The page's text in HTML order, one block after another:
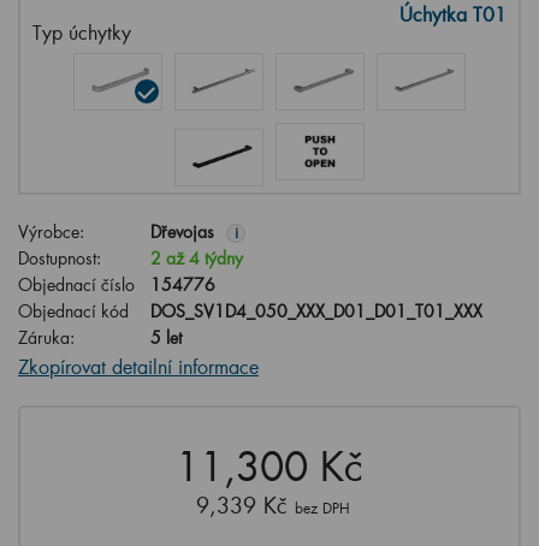
Typ úchytky
Úchytka T01
Výrobce: Dřevojas i
Dostupnost:
2 až 4 týdny
Objednací číslo
154776
Objednací kód
DOS_SV1D4_050_XXX_D01_D01_T01_XXX
Záruka:
5 let
Zkopírovat detailní informace
11,300 Kč
9,339 Kč bez DPH